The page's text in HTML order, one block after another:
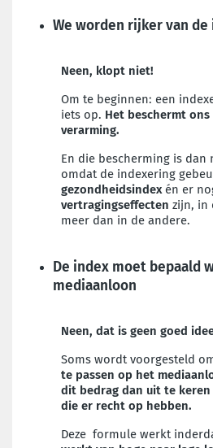
We worden rijker van de
Neen, klopt niet!
Om te beginnen: een
iets op. Het beschermt
verarming.
En die bescherming is dan
omdat de indexering
gezondheidsindexén er
vertragingseffecten zijn, in
meer dan in de andere.
De index moet bepaald
mediaanloon
Neen, dat is geen goed
Soms wordt voorgesteld
te passen op het
dit bedrag dan uit te keren
die er recht op hebben.
Deze formule werkt